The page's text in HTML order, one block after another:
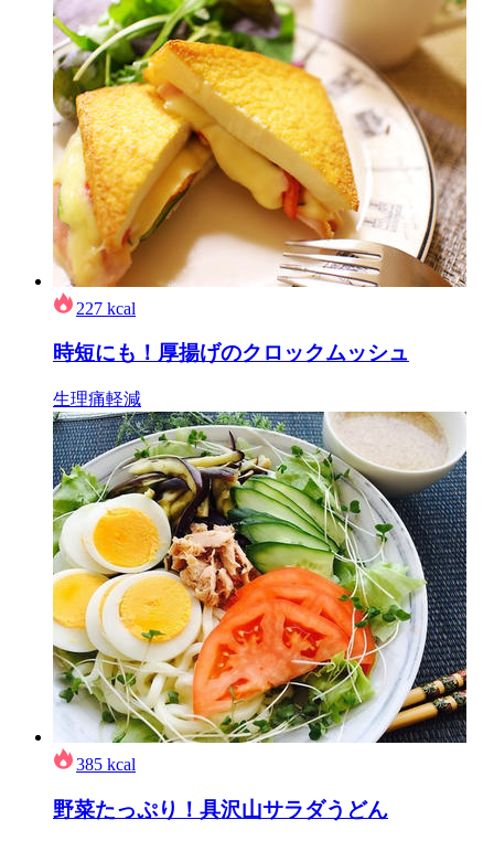
227 kcal
時短にも！厚揚げのクロックムッシュ
生理痛軽減
385 kcal
野菜たっぷり！具沢山サラダうどん